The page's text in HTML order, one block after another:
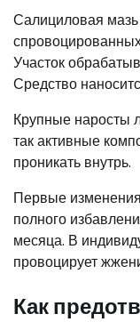
Салициловая
Участок
Средство
Крупные наросты
так активные
проникать внутрь.
Первые
полного
месяца. В
провоцирует
Как